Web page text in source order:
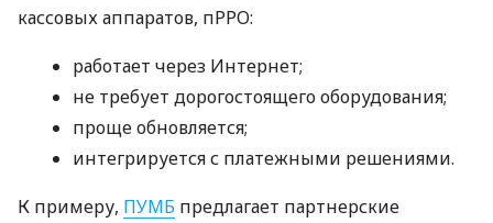
кассовых аппаратов, пРРО:
работает через Интернет;
не требует дорогостоящего оборудования;
проще обновляется;
интегрируется с платежными решениями.
К примеру, ПУМБ предлагает партнерские